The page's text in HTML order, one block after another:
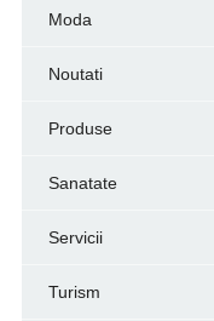
Moda
Noutati
Produse
Sanatate
Servicii
Turism